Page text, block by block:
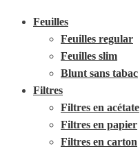
Feuilles
Feuilles regular
Feuilles slim
Blunt sans tabac
Filtres
Filtres en acétate
Filtres en papier
Filtres en carton